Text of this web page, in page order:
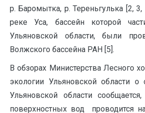
р. Баромытка, р. Тереньгулька [2,
реке Уса, бассейн которой
Ульяновской области, были
Волжского бассейна РАН [5].
В обзорах Министерства Лесного
экологии Ульяновской области
Ульяновской области
поверхностных вод проводится